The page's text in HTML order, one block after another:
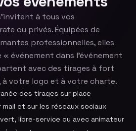
à tous vos
ou privés. Équipées de
professionnelles, elles
événement dans l'événement
avec des tirages à fort
votre logo et à votre charte.
des tirages sur place
mail et sur les réseaux sociaux
libre-service ou avec animateur